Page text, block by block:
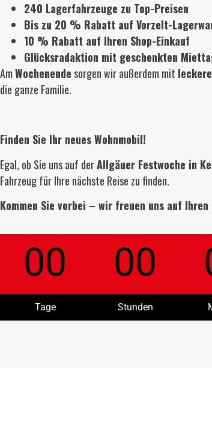
240 Lagerfahrzeuge zu Top-Preisen
Bis zu 20 % Rabatt auf Vorzelt-
10 % Rabatt auf Ihren Shop-Einkauf
Glücksradaktion mit geschenkten
AmWochenendesorgen wir außerdem mit
die ganze Familie.
Finden Sie Ihr neues Wohnmobil!
Egal, ob Sie uns auf derAllgäuer Festwoche in
Fahrzeug für Ihre nächste Reise zu finden.
Kommen Sie vorbei – wir freuen uns auf
00
Tage
00
Stunden